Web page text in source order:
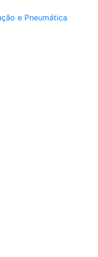
e Pneumática